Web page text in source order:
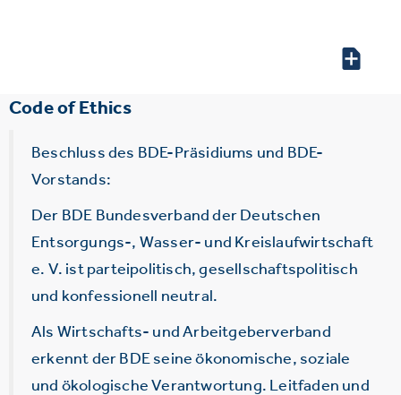
Code of Ethics
Beschluss des BDE-Präsidiums und BDE-
Vorstands:
Der BDE Bundesverband der Deutschen
Entsorgungs-, Wasser- und Kreislaufwirtschaft
e. V. ist parteipolitisch, gesellschaftspolitisch
und konfessionell neutral.
Als Wirtschafts- und Arbeitgeberverband
erkennt der BDE seine ökonomische, soziale
und ökologische Verantwortung. Leitfaden und